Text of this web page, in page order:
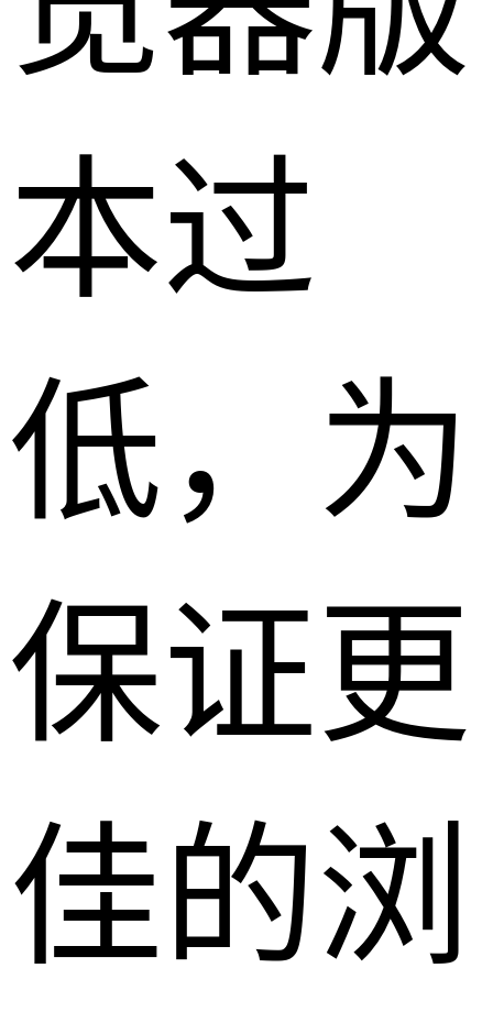
本过
低，为
保证更
佳的浏